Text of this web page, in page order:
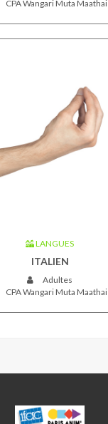
CPA Wangari Muta Maathai
LANGUES
ITALIEN
Adultes
CPA Wangari Muta Maathai
WANGARI